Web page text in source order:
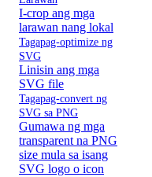
I-crop ang mga
larawan nang lokal
Tagapag-optimize ng
SVG
Linisin ang mga
SVG file
Tagapag-convert ng
SVG sa PNG
Gumawa ng mga
transparent na PNG
size mula sa isang
SVG logo o icon